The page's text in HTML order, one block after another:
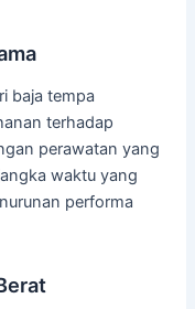
baja tempa
terhadap
perawatan yang
waktu yang
performa